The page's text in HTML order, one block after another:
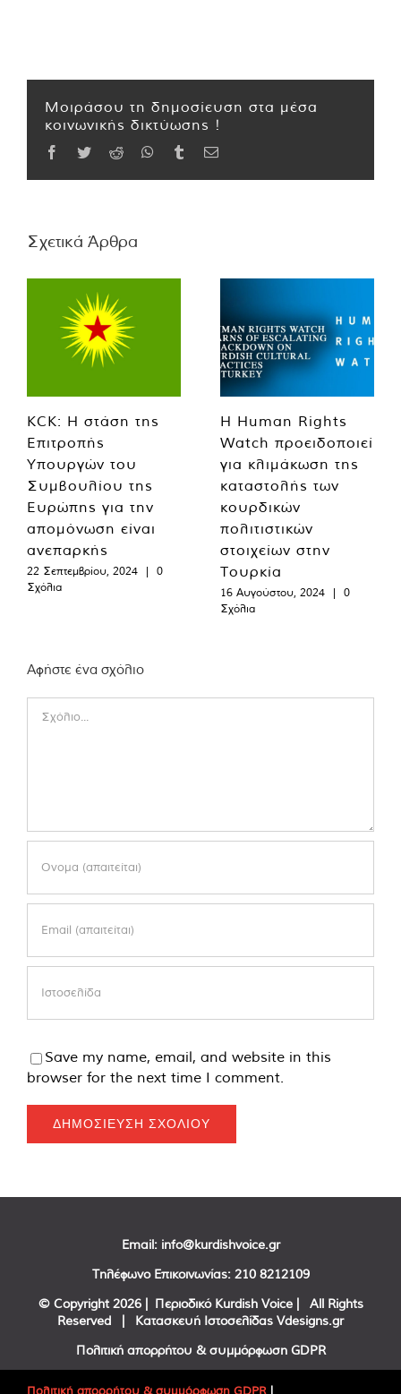
Μοιράσου τη δημοσίευση στα μέσα
κοινωνικής δικτύωσης !
Facebook
TwitterReddit WhatsApp
TumblrEmail
Σχετικά Άρθρα
KCK: Η στάση της
Επιτροπής
Υπουργών του
Συμβουλίου της
Ευρώπης για την
απομόνωση είναι
ανεπαρκής
22 Σεπτεμβρίου, 2024 |
0
Σχόλια
Η Human Rights
Watch προειδοποιεί
για κλιμάκωση της
καταστολής των
κουρδικών
πολιτιστικών
στοιχείων στην
Τουρκία
16 Αυγούστου, 2024 |
0
Σχόλια
Αφήστε ένα σχόλιο
Save my name, email, and website in this
browser for the next time I comment.
Email: info@kurdishvoice.gr
Τηλέφωνο Επικοινωνίας: 210 8212109
© Copyright 2026 | Περιοδικό Kurdish Voice | All Rights
Reserved | Κατασκευή Ιστοσελίδας Vdesigns.gr
Πολιτική απορρήτου & συμμόρφωση GDPR
Πολιτική απορρήτου & συμμόρφωση GDPR |